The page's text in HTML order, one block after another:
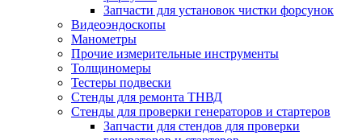
Запчасти для установок чистки форсунок
Видеоэндоскопы
Манометры
Прочие измерительные инструменты
Толщиномеры
Тестеры подвески
Стенды для ремонта ТНВД
Стенды для проверки генераторов и стартеров
Запчасти для стендов для проверки